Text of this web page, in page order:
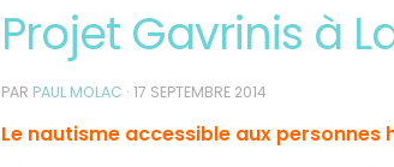
Projet Gavrinis à
PAR PAUL MOLAC · 17 SEPTEMBRE 2014
Le nautisme accessible aux personnes